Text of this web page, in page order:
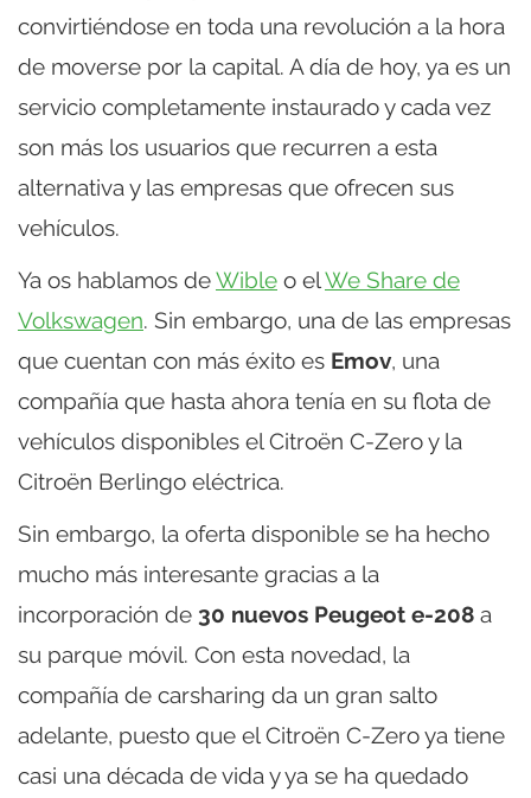
convirtiéndose en toda una revolución a la hora
de moverse por la capital. A día de hoy, ya es un
servicio completamente instaurado y cada vez
son más los usuarios que recurren a esta
alternativa y las empresas que ofrecen sus
vehículos.
Ya os hablamos deWible o elWe Share de
Volkswagen. Sin embargo, una de las empresas
que cuentan con más éxito es Emov, una
compañía que hasta ahora tenía en su flota de
vehículos disponibles el Citroën C-Zero y la
Citroën Berlingo eléctrica.
Sin embargo, la oferta disponible se ha hecho
mucho más interesante gracias a la
incorporación de 30 nuevos Peugeot e-208 a
su parque móvil. Con esta novedad, la
compañía de carsharing da un gran salto
adelante, puesto que el Citroën C-Zero ya tiene
casi una década de vida y ya se ha quedado